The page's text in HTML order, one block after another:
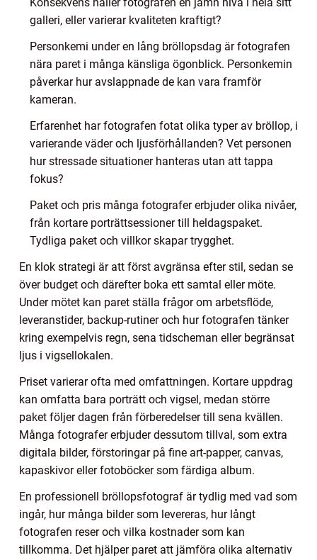
galleri, eller varierar kvaliteten kraftigt?
Personkemi under en lång bröllopsdag är fotografen
nära paret i många känsliga ögonblick. Personkemin
påverkar hur avslappnade de kan vara framför
kameran.
Erfarenhet har fotografen fotat olika typer av bröllop, i
varierande väder och ljusförhållanden? Vet personen
hur stressade situationer hanteras utan att tappa
fokus?
Paket och pris många fotografer erbjuder olika nivåer,
från kortare porträttsessioner till heldagspaket.
Tydliga paket och villkor skapar trygghet.
En klok strategi är att först avgränsa efter stil, sedan se
över budget och därefter boka ett samtal eller möte.
Under mötet kan paret ställa frågor om arbetsflöde,
leveranstider, backup-rutiner och hur fotografen tänker
kring exempelvis regn, sena tidscheman eller begränsat
ljus i vigsellokalen.
Priset varierar ofta med omfattningen. Kortare uppdrag
kan omfatta bara porträtt och vigsel, medan större
paket följer dagen från förberedelser till sena kvällen.
Många fotografer erbjuder dessutom tillval, som extra
digitala bilder, förstoringar på fine art-papper, canvas,
kapaskivor eller fotoböcker som färdiga album.
En professionell bröllopsfotograf är tydlig med vad som
ingår, hur många bilder som levereras, hur långt
fotografen reser och vilka kostnader som kan
tillkomma. Det hjälper paret att jämföra olika alternativ